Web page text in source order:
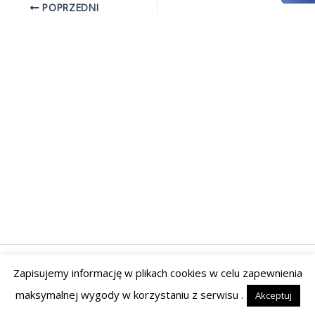
POPRZEDNI
Prawa autorskie © 2026 | Powered by Tyrant Studio
Zapisujemy informację w plikach cookies w celu zapewnienia
maksymalnej wygody w korzystaniu z serwisu .
Akceptuj